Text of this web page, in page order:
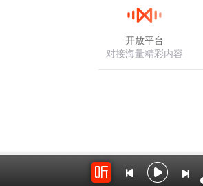
开放平台
对接海量精彩内容